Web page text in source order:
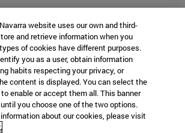
website uses our own and third-
and retrieve information when you
of cookies have different purposes.
you as a user, obtain information
habits respecting your privacy, or
content is displayed. You can select the
enable or accept them all. This banner
you choose one of the two options.
about our cookies, please visit